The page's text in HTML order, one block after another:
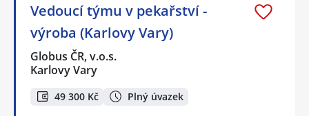
Vedoucí týmu v pekařství -
výroba (Karlovy Vary)
Globus ČR, v.o.s.
Karlovy Vary
49 300 Kč Plný úvazek